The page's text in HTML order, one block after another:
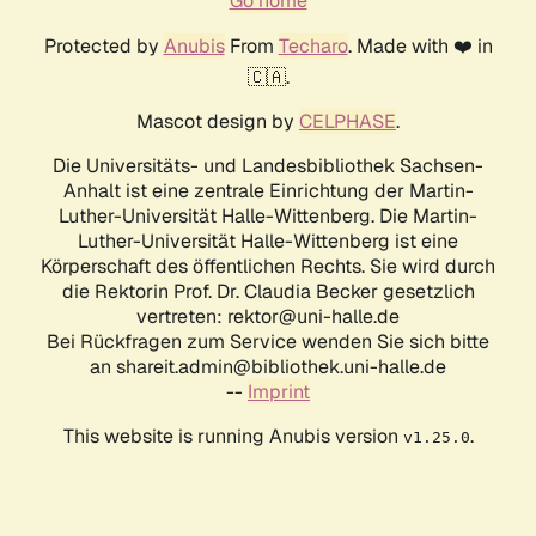
Protected by AnubisFrom Techaro. Made with ❤️ in
🇨🇦.
Mascot design by CELPHASE.
Die Universitäts- und Landesbibliothek Sachsen-
Anhalt ist eine zentrale Einrichtung der Martin-
Luther-Universität Halle-Wittenberg. Die Martin-
Luther-Universität Halle-Wittenberg ist eine
Körperschaft des öffentlichen Rechts. Sie wird durch
die Rektorin Prof. Dr. Claudia Becker gesetzlich
vertreten: rektor@uni-halle.de
Bei Rückfragen zum Service wenden Sie sich bitte
an shareit.admin@bibliothek.uni-halle.de
-- Imprint
This website is running Anubis version v1.25.0.